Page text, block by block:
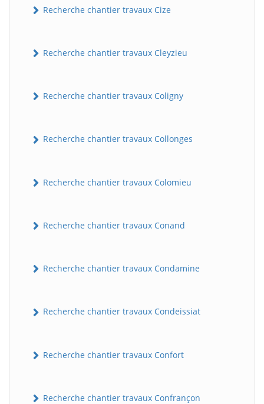
Recherche chantier travaux Cize
Recherche chantier travaux Cleyzieu
Recherche chantier travaux Coligny
Recherche chantier travaux Collonges
Recherche chantier travaux Colomieu
Recherche chantier travaux Conand
Recherche chantier travaux Condamine
Recherche chantier travaux Condeissiat
Recherche chantier travaux Confort
Recherche chantier travaux Confrançon
BatiWebPro